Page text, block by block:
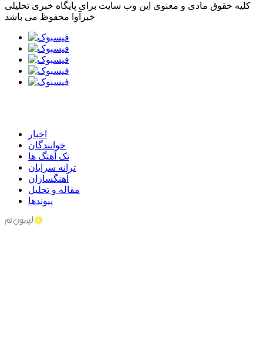
کلیه حقوق مادی و معنوی این وب سایت برای پایگاه خبری تحلیلی
خبرآوا محفوظ می باشد
اخبار
خوانندگان
تک آهنگ ها
ترانه سرایان
آهنگسازان
مقاله و تحلیل
پیوندها